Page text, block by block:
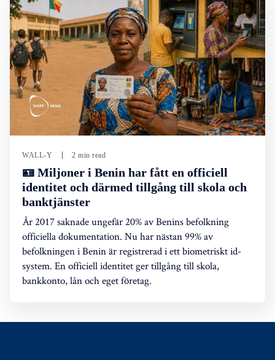
WALL-Y 2 min read
🪪 Miljoner i Benin har fått en officiell
identitet och därmed tillgång till skola och
banktjänster
År 2017 saknade ungefär 20% av Benins befolkning
officiella dokumentation. Nu har nästan 99% av
befolkningen i Benin är registrerad i ett biometriskt id-
system. En officiell identitet ger tillgång till skola,
bankkonto, lån och eget företag.